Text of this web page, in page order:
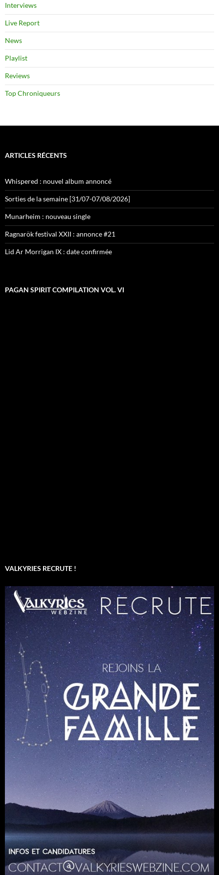
Interviews
Live Report
News
Playlist
Reviews
Top Chroniqueurs
ARTICLES RÉCENTS
Whispered : nouvel album annoncé
Sorties de la semaine [31/07-07/08/2026]
Munarheim : nouveau single
Ragnarök festival XXII : annonce #21
Lid Ar Morrigan IX : date confirmée
PAGAN SPIRIT COMPILATION VOL. VI
VALKYRIES RECRUTE !